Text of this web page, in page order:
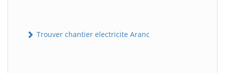
Trouver chantier electricite Aranc